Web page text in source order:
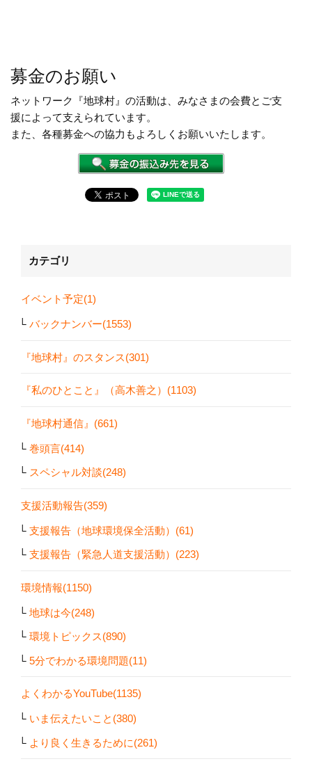
募金のお願い
ネットワーク『地球村』の活動は、みなさまの会費とご支
援によって支えられています。
また、各種募金への協力もよろしくお願いいたします。
カテゴリ
イベント予定(1)
バックナンバー(1553)
『地球村』のスタンス(301)
『私のひとこと』（高木善之）(1103)
『地球村通信』(661)
巻頭言(414)
スペシャル対談(248)
支援活動報告(359)
支援報告（地球環境保全活動）(61)
支援報告（緊急人道支援活動）(223)
環境情報(1150)
地球は今(248)
環境トピックス(890)
5分でわかる環境問題(11)
よくわかるYouTube(1135)
いま伝えたいこと(380)
より良く生きるために(261)